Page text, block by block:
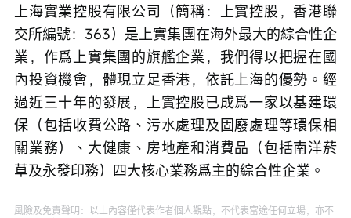
上海實業控股有限公司（簡稱：上實控股，香港聯
交所編號：363）是上實集團在海外最大的綜合性企
業，作爲上實集團的旗艦企業，我們得以把握在國
內投資機會，體現立足香港，依託上海的優勢。經
過近三十年的發展，上實控股已成爲一家以基建環
保（包括收費公路、污水處理及固廢處理等環保相
關業務）、大健康、房地產和消費品（包括南洋菸
草及永發印務）四大核心業務爲主的綜合性企業。
風險及免責聲明：以上內容僅代表作者個人觀點，不代表富途任何立場，亦不